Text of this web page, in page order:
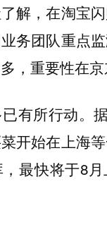
解，在淘宝
务团队重点
，重要性在京
有所行动。
开始在上海
最快将于8